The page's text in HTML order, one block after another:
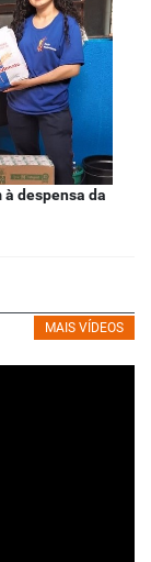
despensa da
MAIS VÍDEOS